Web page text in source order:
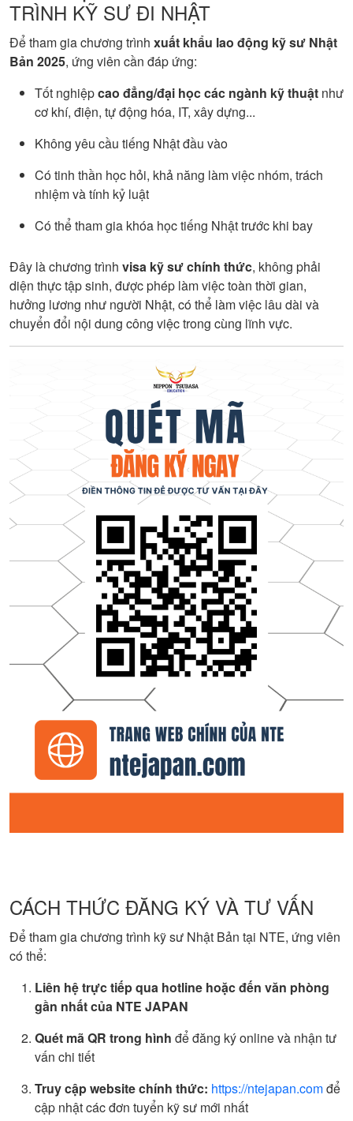
TRÌNH KỸ SƯ ĐI NHẬT
Để tham gia chương trình xuất khẩu lao động kỹ sư Nhật
Bản 2025, ứng viên cần đáp ứng:
Tốt nghiệpcao đẳng/đại học các ngành kỹ thuật như
cơ khí, điện, tự động hóa, IT, xây dựng...
Không yêu cầu tiếng Nhật đầu vào
Có tinh thần học hỏi, khả năng làm việc nhóm, trách
nhiệm và tính kỷ luật
Có thể tham gia khóa học tiếng Nhật trước khi bay
Đây là chương trình visa kỹ sư chính thức, không phải
diện thực tập sinh, được phép làm việc toàn thời gian,
hưởng lương như người Nhật, có thể làm việc lâu dài và
chuyển đổi nội dung công việc trong cùng lĩnh vực.
CÁCH THỨC ĐĂNG KÝ VÀ TƯ VẤN
Để tham gia chương trình kỹ sư Nhật Bản tại NTE, ứng viên
có thể:
Liên hệ trực tiếp qua hotline hoặc đến văn phòng
gần nhất của NTE JAPAN
Quét mã QR trong hình để đăng ký online và nhận tư
vấn chi tiết
Truy cập website chính thức: https://ntejapan.comđể
cập nhật các đơn tuyển kỹ sư mới nhất